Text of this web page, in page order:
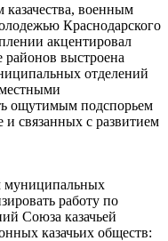
казачества, военным
Краснодарского
акцентировал
выстроена
отделений
ощутимым подспорьем
связанных с развитием
муниципальных
работу по
Союза казачьей
казачьих обществ: